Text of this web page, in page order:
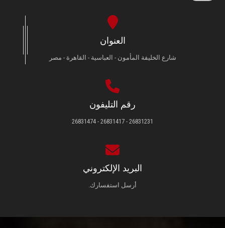
العنوان
شارع الخليفة المأمون - العباسية - القاهرة - مصر
رقم التليفون
26831231 - 26831417 - 26831474
البريد الإلكتروني
أرسل استفسارك.